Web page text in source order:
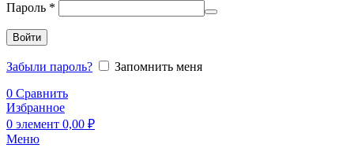
Пароль *
Войти
Забыли пароль?
Запомнить меня
0 Сравнить
Избранное
0 элемент 0,00 ₽
Меню